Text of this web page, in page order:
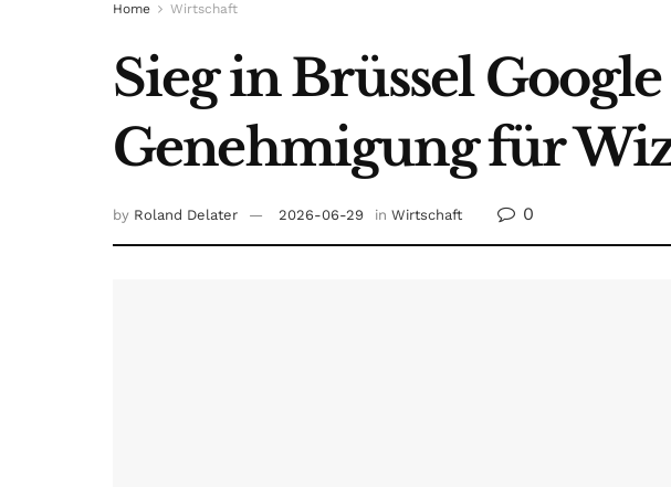
Home Wirtschaft
Sieg in Brüssel
Genehmigung für
by Roland Delater 2026-06-29 in Wirtschaft 0